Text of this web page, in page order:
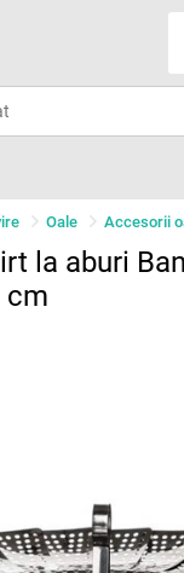
Oale Accesorii
la aburi
cm